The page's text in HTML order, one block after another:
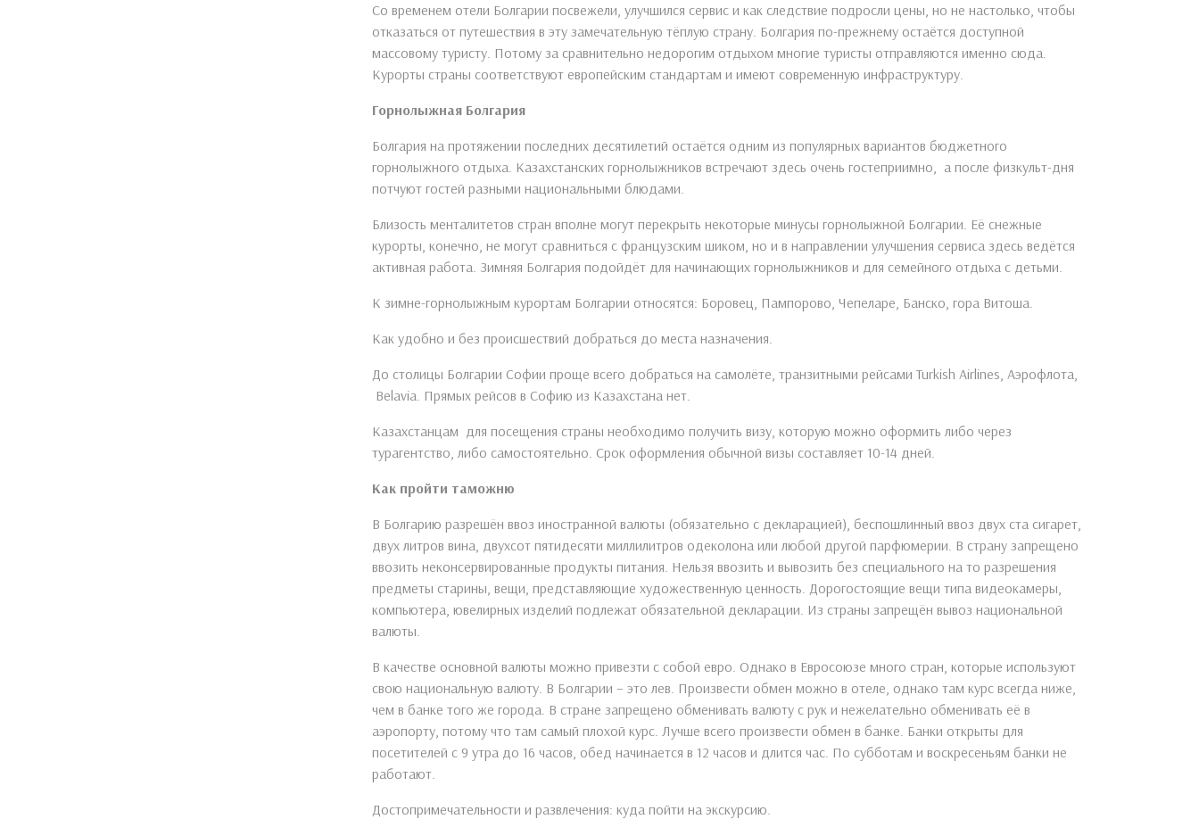
Со временем отели Болгарии посвежели, улучшился сервис и как следствие подросли цены, но не настолько, чтобы
отказаться от путешествия в эту замечательную тёплую страну. Болгария по-прежнему остаётся доступной
массовому туристу. Потому за сравнительно недорогим отдыхом многие туристы отправляются именно сюда.
Курорты страны соответствуют европейским стандартам и имеют современную инфраструктуру.
Горнолыжная Болгария
Болгария на протяжении последних десятилетий остаётся одним из популярных вариантов бюджетного
горнолыжного отдыха. Казахстанских горнолыжников встречают здесь очень гостеприимно, а после физкульт-дня
потчуют гостей разными национальными блюдами.
Близость менталитетов стран вполне могут перекрыть некоторые минусы горнолыжной Болгарии. Её снежные
курорты, конечно, не могут сравниться с французским шиком, но и в направлении улучшения сервиса здесь ведётся
активная работа. Зимняя Болгария подойдёт для начинающих горнолыжников и для семейного отдыха с детьми.
К зимне-горнолыжным курортам Болгарии относятся: Боровец, Пампорово, Чепеларе, Банско, гора Витоша.
Как удобно и без происшествий добраться до места назначения.
До столицы Болгарии Софии проще всего добраться на самолёте, транзитными рейсами Turkish Airlines, Аэрофлота,
Belavia. Прямых рейсов в Софию из Казахстана нет.
Казахстанцам для посещения страны необходимо получить визу, которую можно оформить либо через
турагентство, либо самостоятельно. Срок оформления обычной визы составляет 10-14 дней.
Как пройти таможню
В Болгарию разрешён ввоз иностранной валюты (обязательно с декларацией), беспошлинный ввоз двух ста сигарет,
двух литров вина, двухсот пятидесяти миллилитров одеколона или любой другой парфюмерии. В страну запрещено
ввозить неконсервированные продукты питания. Нельзя ввозить и вывозить без специального на то разрешения
предметы старины, вещи, представляющие художественную ценность. Дорогостоящие вещи типа видеокамеры,
компьютера, ювелирных изделий подлежат обязательной декларации. Из страны запрещён вывоз национальной
валюты.
В качестве основной валюты можно привезти с собой евро. Однако в Евросоюзе много стран, которые используют
свою национальную валюту. В Болгарии – это лев. Произвести обмен можно в отеле, однако там курс всегда ниже,
чем в банке того же города. В стране запрещено обменивать валюту с рук и нежелательно обменивать её в
аэропорту, потому что там самый плохой курс. Лучше всего произвести обмен в банке. Банки открыты для
посетителей с 9 утра до 16 часов, обед начинается в 12 часов и длится час. По субботам и воскресеньям банки не
работают.
Достопримечательности и развлечения: куда пойти на экскурсию.